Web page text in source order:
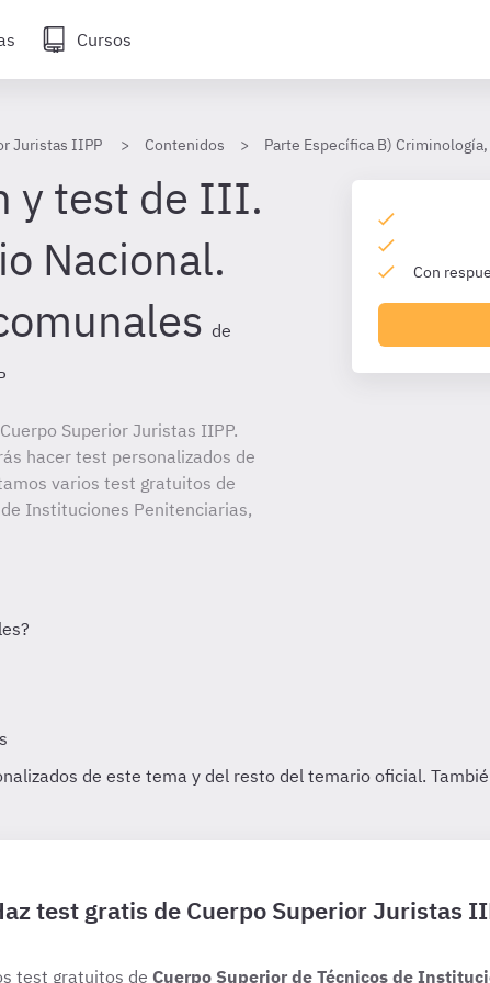
Cursos
Juristas IIPP Contenidos Parte Específica B)
y test de III.
Nacional.
de
Superior Juristas IIPP.
hacer test personalizados de
varios test gratuitos de
Instituciones Penitenciarias,
Con
test gratis de Cuerpo Superior Juristas
test gratuitos de Cuerpo Superior de Técnicos de